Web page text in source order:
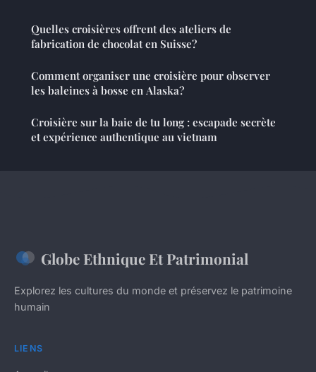
Quelles croisières offrent des ateliers de
fabrication de chocolat en Suisse?
Comment organiser une croisière pour observer
les baleines à bosse en Alaska?
Croisière sur la baie de tu long : escapade secrète
et expérience authentique au vietnam
Globe Ethnique Et Patrimonial
Explorez les cultures du monde et préservez le patrimoine
humain
LIENS